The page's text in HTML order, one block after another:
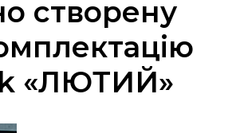
створену
«ЛЮТИЙ»